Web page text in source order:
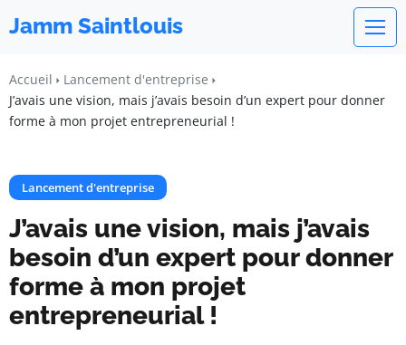
Jamm Saintlouis
Accueil
Lancement d'entreprise
J’avais une vision, mais j’avais besoin d’un expert pour donner
forme à mon projet entrepreneurial !
Lancement d'entreprise
J’avais une vision, mais j’avais
besoin d’un expert pour donner
forme à mon projet
entrepreneurial !